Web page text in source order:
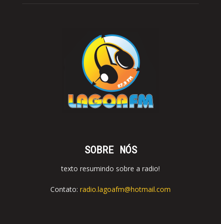
SOBRE NÓS
texto resumindo sobre a radio!
Contato: radio.lagoafm@hotmail.com